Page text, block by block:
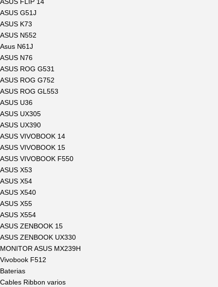
ASUS G51J
ASUS K73
ASUS N552
Asus N61J
ASUS N76
ASUS ROG G531
ASUS ROG G752
ASUS ROG GL553
ASUS U36
ASUS UX305
ASUS UX390
ASUS VIVOBOOK 14
ASUS VIVOBOOK 15
ASUS VIVOBOOK F550
ASUS X53
ASUS X54
ASUS X540
ASUS X55
ASUS X554
ASUS ZENBOOK 15
ASUS ZENBOOK UX330
MONITOR ASUS MX239H
Vivobook F512
Baterias
Cables Ribbon varios